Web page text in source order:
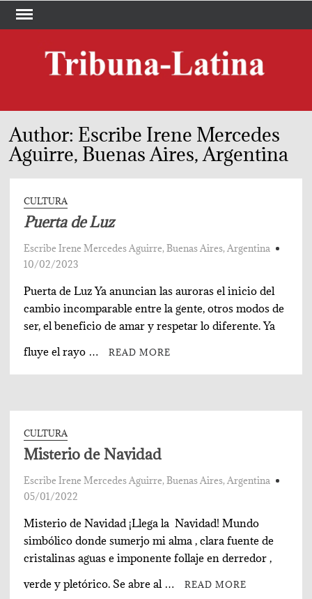
Skip
Author: Escribe Irene Mercedes
Aguirre, Buenas Aires, Argentina
CULTURA
Puerta de Luz
Escribe Irene Mercedes Aguirre, Buenas Aires, Argentina
10/02/2023
Puerta de Luz Ya anuncian las auroras el inicio del
cambio incomparable entre la gente, otros modos de
ser, el beneficio de amar y respetar lo diferente. Ya
fluye el rayo …
READ MORE
CULTURA
Misterio de Navidad
Escribe Irene Mercedes Aguirre, Buenas Aires, Argentina
05/01/2022
Misterio de Navidad ¡Llega la Navidad! Mundo
simbólico donde sumerjo mi alma , clara fuente de
cristalinas aguas e imponente follaje en derredor ,
verde y pletórico. Se abre al …
READ MORE